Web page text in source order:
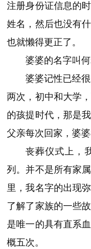
注册身份证信息的
姓名，然后也没有
也就懒得更正了。
婆婆的名字叫何
婆婆记性已经
两次，初中和大学
的孩提时代，那是
父亲每次回家，婆
丧葬仪式上，
列。并不是所有家
里，我名字的出现
了解了家族的一些
是唯一的具有直系
概五次。